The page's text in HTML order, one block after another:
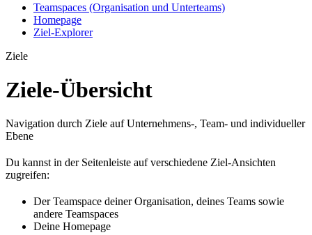
Teamspaces (Organisation und Unterteams)
Homepage
Ziel-Explorer
Ziele
Ziele-Übersicht
Navigation durch Ziele auf Unternehmens-, Team- und individueller
Ebene
Du kannst in der Seitenleiste auf verschiedene Ziel-Ansichten
zugreifen:
Der Teamspace deiner Organisation, deines Teams sowie
andere Teamspaces
Deine Homepage